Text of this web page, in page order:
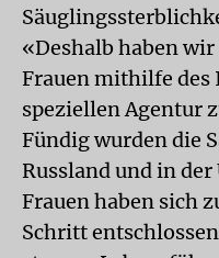
«Deshalb haben
Frauen mithilfe des
speziellen Agentur
Fündig wurden die
Russland und in
Frauen haben sich
Schritt